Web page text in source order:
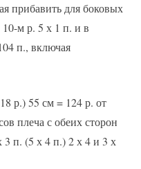
прибавить для боковых
10-м р. 5 х 1 п. и в
п., включая
р.) 55 см = 124 р. от
плеча с обеих сторон
п. (5 х 4 п.) 2 х 4 и 3 х